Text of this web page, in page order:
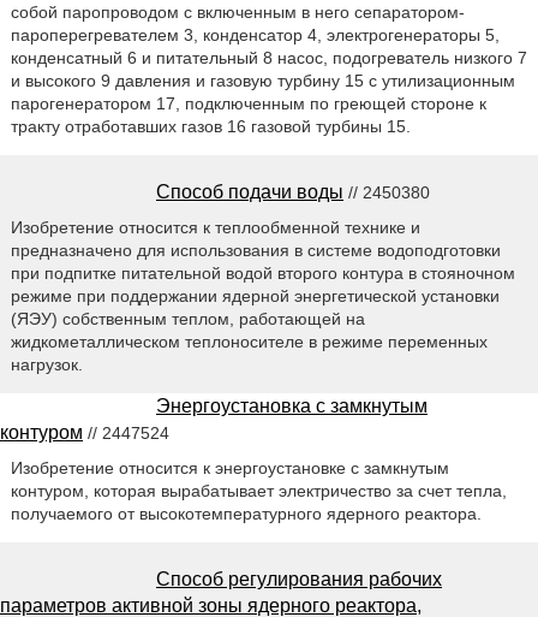
собой паропроводом с включенным в него сепаратором-
пароперегревателем 3, конденсатор 4, электрогенераторы 5,
конденсатный 6 и питательный 8 насос, подогреватель низкого 7
и высокого 9 давления и газовую турбину 15 с утилизационным
парогенератором 17, подключенным по греющей стороне к
тракту отработавших газов 16 газовой турбины 15.
Способ подачи воды // 2450380
Изобретение относится к теплообменной технике и
предназначено для использования в системе водоподготовки
при подпитке питательной водой второго контура в стояночном
режиме при поддержании ядерной энергетической установки
(ЯЭУ) собственным теплом, работающей на
жидкометаллическом теплоносителе в режиме переменных
нагрузок.
Энергоустановка с замкнутым
контуром // 2447524
Изобретение относится к энергоустановке с замкнутым
контуром, которая вырабатывает электричество за счет тепла,
получаемого от высокотемпературного ядерного реактора.
Способ регулирования рабочих
параметров активной зоны ядерного реактора,